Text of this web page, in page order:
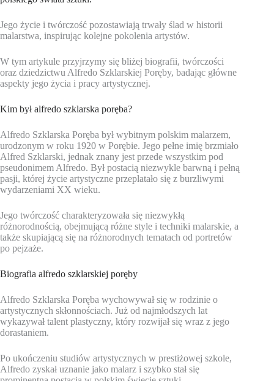
Jego życie i twórczość pozostawiają trwały ślad w historii
malarstwa, inspirując kolejne pokolenia artystów.
W tym artykule przyjrzymy się bliżej biografii, twórczości
oraz dziedzictwu Alfredo Szklarskiej Poręby, badając główne
aspekty jego życia i pracy artystycznej.
Kim był alfredo szklarska poręba?
Alfredo Szklarska Poręba był wybitnym polskim malarzem,
urodzonym w roku 1920 w Porębie. Jego pełne imię brzmiało
Alfred Szklarski, jednak znany jest przede wszystkim pod
pseudonimem Alfredo. Był postacią niezwykle barwną i pełną
pasji, której życie artystyczne przeplatało się z burzliwymi
wydarzeniami XX wieku.
Jego twórczość charakteryzowała się niezwykłą
różnorodnością, obejmującą różne style i techniki malarskie, a
także skupiającą się na różnorodnych tematach od portretów
po pejzaże.
Biografia alfredo szklarskiej poręby
Alfredo Szklarska Poręba wychowywał się w rodzinie o
artystycznych skłonnościach. Już od najmłodszych lat
wykazywał talent plastyczny, który rozwijał się wraz z jego
dorastaniem.
Po ukończeniu studiów artystycznych w prestiżowej szkole,
Alfredo zyskał uznanie jako malarz i szybko stał się